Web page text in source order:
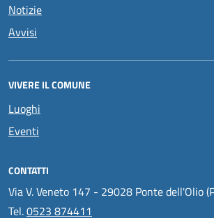
Notizie
Avvisi
VIVERE IL COMUNE
Luoghi
Eventi
CONTATTI
Via V. Veneto 147 - 29028 Ponte dell'Olio
Tel.0523 874411